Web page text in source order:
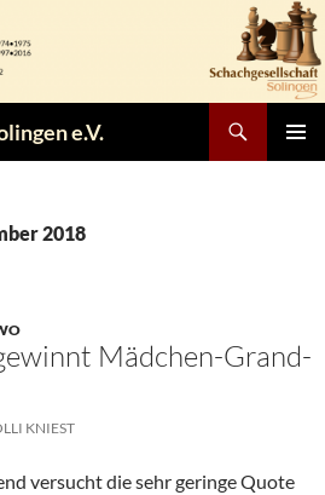
e.V.
2018
Mädchen-Grand-
KNIEST
versucht die sehr geringe Quote